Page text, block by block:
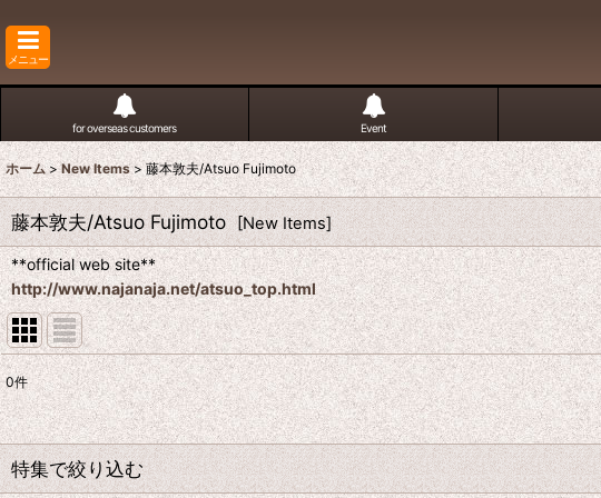
メニュー
for overseas customers Event
ホーム > New Items > 藤本敦夫/Atsuo Fujimoto
藤本敦夫/Atsuo Fujimoto [New Items]
**official web site**
http://www.najanaja.net/atsuo_top.html
表示数:
並び順:
0件
特集で絞り込む